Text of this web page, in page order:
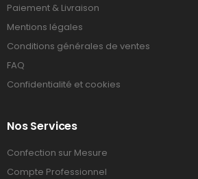
Paiement & Livraison
Mentions légales
Conditions générales de ventes
FAQ
Confidentialité et cookies
Nos Services
Confection sur Mesure
Compte Professionnel